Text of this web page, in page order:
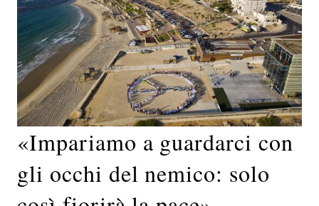
«Impariamo a guardarci con
gli occhi del nemico: solo